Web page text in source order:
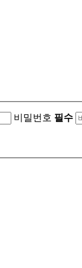
비밀번호 필수